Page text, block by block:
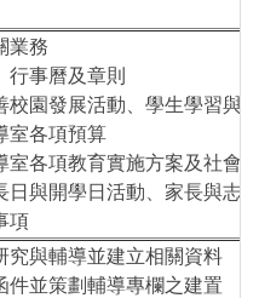
業務
行事曆及章則
校園發展活動、學生學習與
室各項預算
室各項教育實施方案及社會
日與開學日活動、家長與志
項
究與輔導並建立相關資料
件並策劃輔導專欄之建置